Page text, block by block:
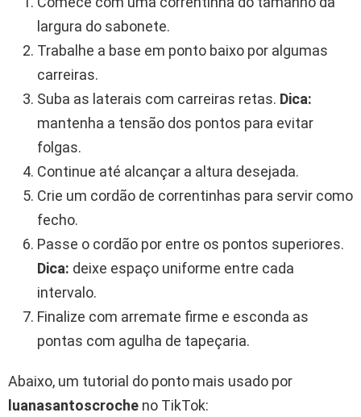
largura do sabonete.
Trabalhe a base em ponto baixo por algumas
carreiras.
Suba as laterais com carreiras retas. Dica:
mantenha a tensão dos pontos para evitar
folgas.
Continue até alcançar a altura desejada.
Crie um cordão de correntinhas para servir como
fecho.
Passe o cordão por entre os pontos superiores.
Dica: deixe espaço uniforme entre cada
intervalo.
Finalize com arremate firme e esconda as
pontas com agulha de tapeçaria.
Abaixo, um tutorial do ponto mais usado por
luanasantoscroche no TikTok: